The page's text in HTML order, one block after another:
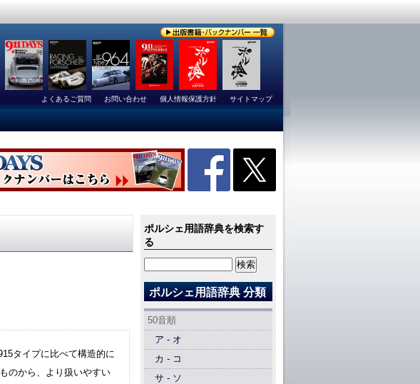
タイプに比べて構造的に
のから、より扱いやすい
ポルシェ用語辞典を検索す
る
ポルシェ用語辞典 分類
50音順
ア - オ
カ - コ
サ - ソ
よくあるご質問 お問い合わせ 個人情報保護方針 サイトマップ